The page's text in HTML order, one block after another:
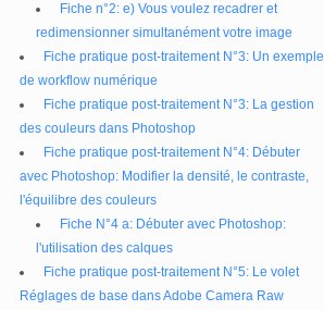
Fiche n°2: e) Vous voulez recadrer et
redimensionner simultanément votre image
Fiche pratique post-traitement N°3: Un exemple
de workflow numérique
Fiche pratique post-traitement N°3: La gestion
des couleurs dans Photoshop
Fiche pratique post-traitement N°4: Débuter
avec Photoshop: Modifier la densité, le contraste,
l'équilibre des couleurs
Fiche N°4 a: Débuter avec Photoshop:
l'utilisation des calques
Fiche pratique post-traitement N°5: Le volet
Réglages de base dans Adobe Camera Raw